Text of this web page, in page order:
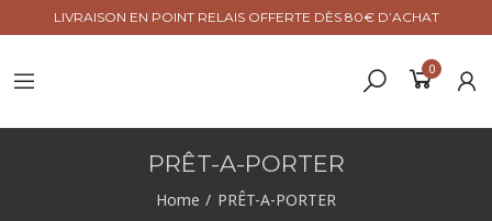
LIVRAISON EN POINT RELAIS OFFERTE DÈS 80€ D’ACHAT
0
PRÊT-A-PORTER
Home PRÊT-A-PORTER